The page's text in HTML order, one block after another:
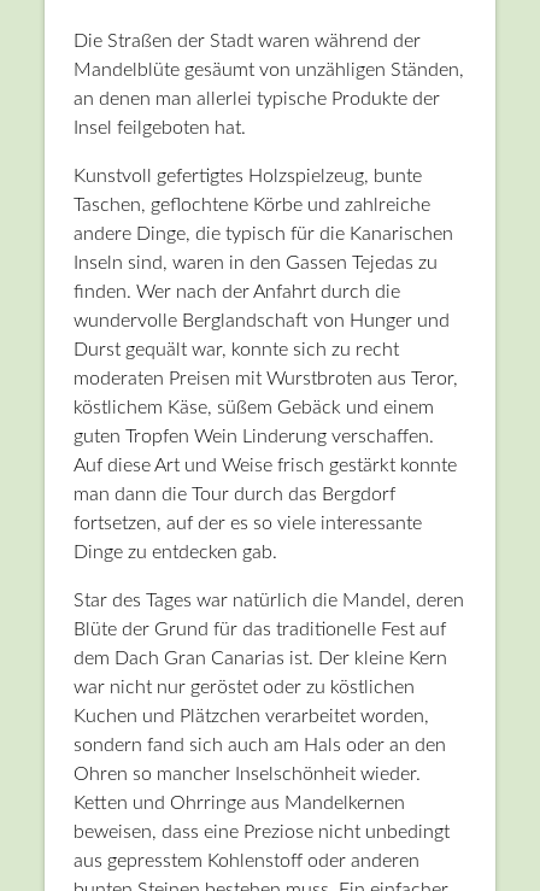
Die Straßen der Stadt waren während der
Mandelblüte gesäumt von unzähligen Ständen,
an denen man allerlei typische Produkte der
Insel feilgeboten hat.
Kunstvoll gefertigtes Holzspielzeug, bunte
Taschen, geflochtene Körbe und zahlreiche
andere Dinge, die typisch für die Kanarischen
Inseln sind, waren in den Gassen Tejedas zu
finden. Wer nach der Anfahrt durch die
wundervolle Berglandschaft von Hunger und
Durst gequält war, konnte sich zu recht
moderaten Preisen mit Wurstbroten aus Teror,
köstlichem Käse, süßem Gebäck und einem
guten Tropfen Wein Linderung verschaffen.
Auf diese Art und Weise frisch gestärkt konnte
man dann die Tour durch das Bergdorf
fortsetzen, auf der es so viele interessante
Dinge zu entdecken gab.
Star des Tages war natürlich die Mandel, deren
Blüte der Grund für das traditionelle Fest auf
dem Dach Gran Canarias ist. Der kleine Kern
war nicht nur geröstet oder zu köstlichen
Kuchen und Plätzchen verarbeitet worden,
sondern fand sich auch am Hals oder an den
Ohren so mancher Inselschönheit wieder.
Ketten und Ohrringe aus Mandelkernen
beweisen, dass eine Preziose nicht unbedingt
aus gepresstem Kohlenstoff oder anderen